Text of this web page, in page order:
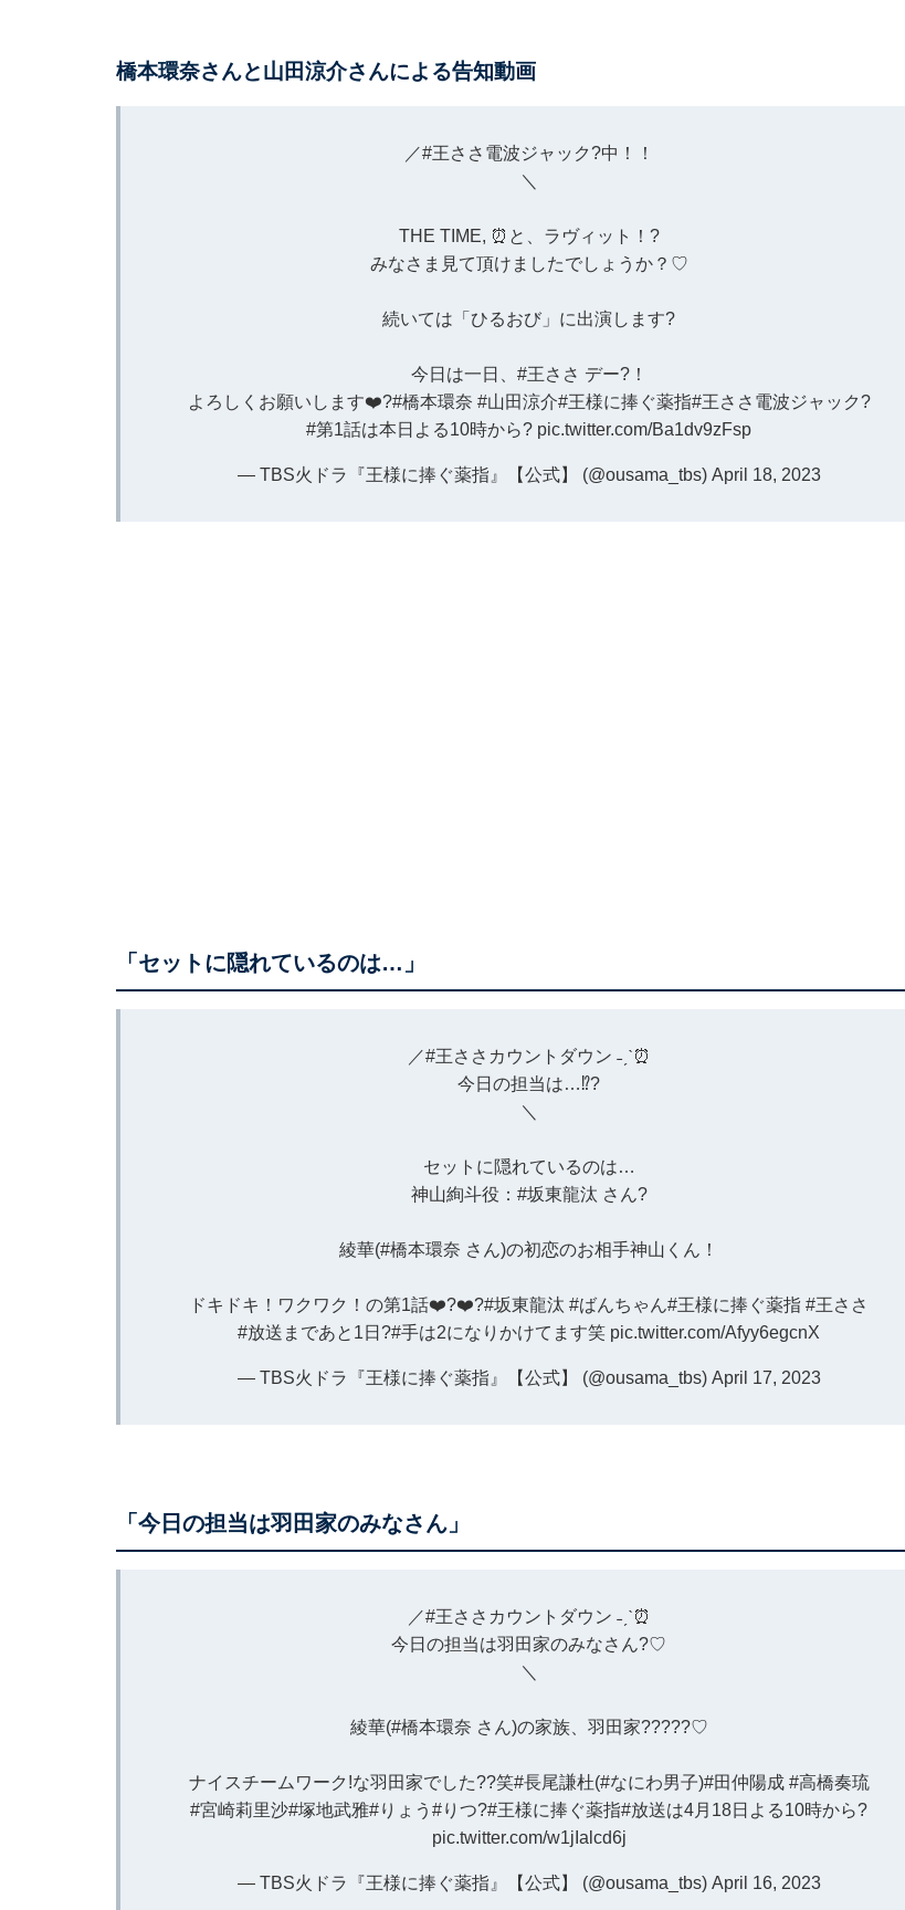
橋本環奈さんと山田涼介さんによる告知動画
／#王ささ電波ジャック?中！！
＼
THE TIME, ⏰と、ラヴィット！?
みなさま見て頂けましたでしょうか？♡
続いては「ひるおび」に出演します?
今日は一日、 #王ささ デー?！
よろしくお願いします❤️‍?#橋本環奈 #山田涼介#王様に捧ぐ薬指#王ささ電波ジャック?
#第1話は本日よる10時から? pic.twitter.com/Ba1dv9zFsp
— TBS火ドラ『王様に捧ぐ薬指』【公式】 (@ousama_tbs) April 18, 2023
「セットに隠れているのは…」
／#王ささカウントダウン ˗ˏˋ⏰
今日の担当は…⁉︎?
＼
セットに隠れているのは…
神山絢斗役： #坂東龍汰 さん?
綾華(#橋本環奈 さん)の初恋のお相手神山くん！
ドキドキ！ワクワク！の第1話❤️‍?❤️‍?#坂東龍汰 #ばんちゃん#王様に捧ぐ薬指 #王ささ
#放送まであと1日 ?#手は2になりかけてます笑 pic.twitter.com/Afyy6egcnX
— TBS火ドラ『王様に捧ぐ薬指』【公式】 (@ousama_tbs) April 17, 2023
「今日の担当は羽田家のみなさん」
／#王ささカウントダウン ˗ˏˋ⏰
今日の担当は羽田家のみなさん?♡
＼
綾華(#橋本環奈 さん)の家族、羽田家?‍?‍?‍??♡
ナイスチームワーク!な羽田家でした??笑#長尾謙杜(#なにわ男子)#田仲陽成 #高橋奏琉
#宮崎莉里沙#塚地武雅#りょう #りつ?#王様に捧ぐ薬指#放送は4月18日よる10時から?
pic.twitter.com/w1jIalcd6j
— TBS火ドラ『王様に捧ぐ薬指』【公式】 (@ousama_tbs) April 16, 2023